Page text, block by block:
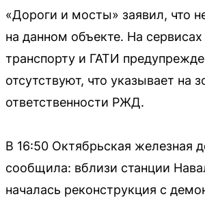
«Дороги и мосты» заявил, что
на данном объекте. На
транспорту и ГАТИ
отсутствуют, что указывает на
ответственности РЖД.
В 16:50 Октябрьская железная
сообщила: вблизи станции
началась реконструкция с